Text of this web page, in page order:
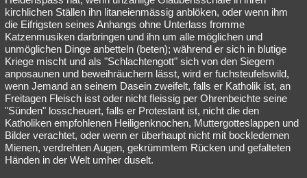
kirchlichen Ställen ihn litaneienmässig anblöken, oder wenn ihm
die Eifrigsten seines Anhangs ohne Unterlass fromme
Katzenmusiken darbringen und ihn um alle möglichen und
unmöglichen Dinge anbetteln (beten); während er sich in blutige
Kriege mischt und als "Schlachtengott" sich von den Siegern
anposaunen und beweihräuchern lässt, wird er fuchsteufelswild,
wenn Jemand an seinem Dasein zweifelt, falls er Katholik ist, an
Freitagen Fleisch isst oder nicht fleissig per Ohrenbeichte seine
"Sünden" losscheuert, falls er Protestant ist, nicht die den
Katholiken empfohlenen Heiligenknochen, Muttergotteslappen und
Bilder verachtet, oder wenn er überhaupt nicht mit bockledernen
Mienen, verdrehten Augen, gekrümmtem Rücken und gefalteten
Händen in der Welt umher duselt.